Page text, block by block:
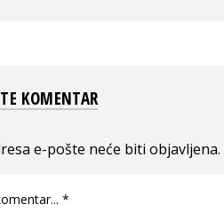
KOMENTAR
e-pošte neće biti objavljena.